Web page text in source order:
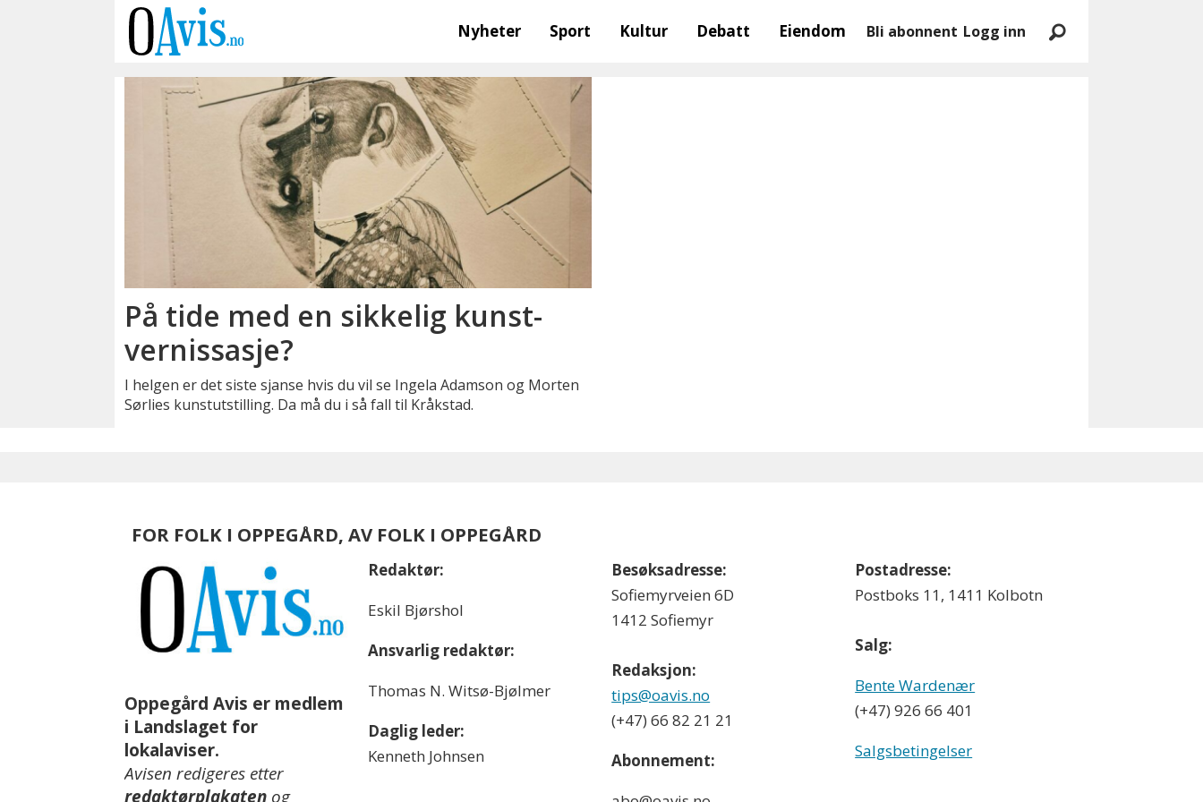
Nyheter Sport Kultur Debatt Eiendom Bli abonnent Logg inn
På tide med en sikkelig kunst-
vernissasje?
I helgen er det siste sjanse hvis du vil se Ingela Adamson og Morten
Sørlies kunstutstilling. Da må du i så fall til Kråkstad.
FOR FOLK I OPPEGÅRD, AV FOLK I OPPEGÅRD
Oppegård Avis er medlem
i Landslaget for
lokalaviser.
Avisen redigeres etter
redaktørplakaten og
Redaktør:
Eskil Bjørshol
Ansvarlig redaktør:
Thomas N. Witsø-Bjølmer
Daglig leder:
Kenneth Johnsen
Besøksadresse:
Sofiemyrveien 6D
1412 Sofiemyr
Redaksjon:
tips@oavis.no
(+47) 66 82 21 21
Abonnement:
Postadresse:
Postboks 11, 1411 Kolbotn
Salg:
Bente Wardenær
(+47) 926 66 401
Salgsbetingelser